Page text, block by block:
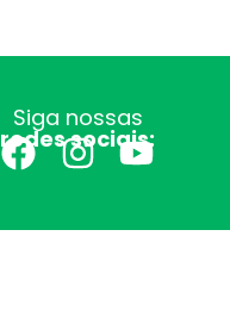
Siga nossas
redes sociais: